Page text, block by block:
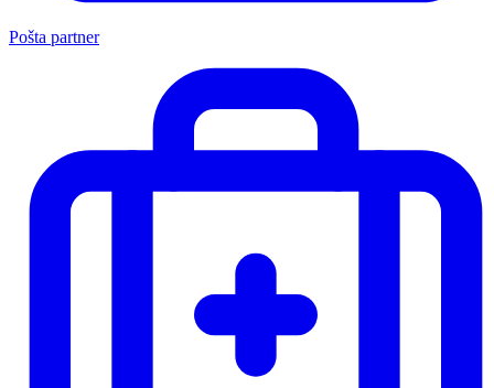
Pošta partner